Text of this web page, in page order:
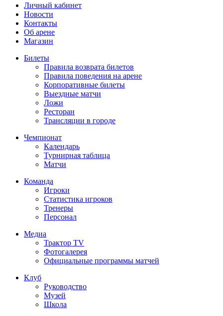
Личный кабинет
Новости
Контакты
Об арене
Магазин
Билеты
Правила возврата билетов
Правила поведения на арене
Корпоративные билеты
Выездные матчи
Ложи
Ресторан
Трансляции в городе
Чемпионат
Календарь
Турнирная таблица
Матчи
Команда
Игроки
Статистика игроков
Тренеры
Персонал
Медиа
Трактор TV
Фотогалерея
Официальные программы матчей
Клуб
Руководство
Музей
Школа